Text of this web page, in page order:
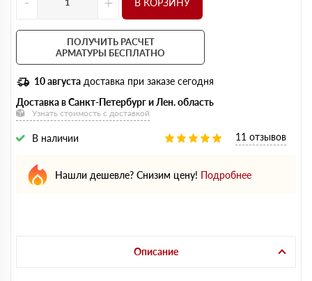
ПОЛУЧИТЬ РАСЧЕТ
АРМАТУРЫ БЕСПЛАТНО
10 августа доставка при заказе сегодня
Доставка в Санкт-Петербург и Лен. область
Узнать стоимость с доставкой
В наличии 11 отзывов
Нашли дешевле? Снизим цену! Подробнее
Описание